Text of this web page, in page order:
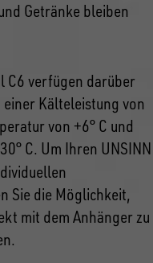
Getränke bleiben
C6 verfügen darüber
Kälteleistung von
von +6° C und
C. Um Ihren UNSINN
Sie die Möglichkeit,
mit dem Anhänger zu